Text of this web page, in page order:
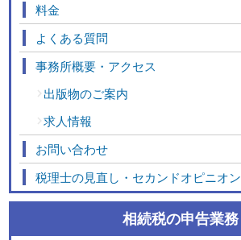
料金
よくある質問
事務所概要・アクセス
出版物のご案内
求人情報
お問い合わせ
税理士の見直し・セカンドオピニオン
相続税の申告業務